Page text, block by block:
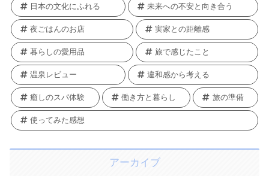
日本の文化にふれる 未来への不安と向き合う
夜ごはんのお店 実家との距離感
暮らしの愛用品 旅で感じたこと
温泉レビュー 違和感から考える
癒しのスパ体験 働き方と暮らし 旅の準備
使ってみた感想
アーカイブ